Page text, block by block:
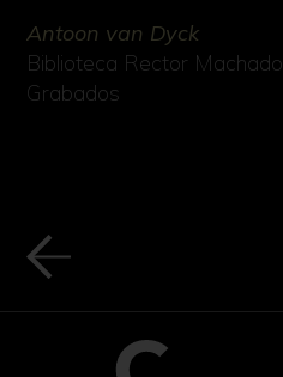
Antoon van Dyck
Biblioteca Rector Machado
Grabados